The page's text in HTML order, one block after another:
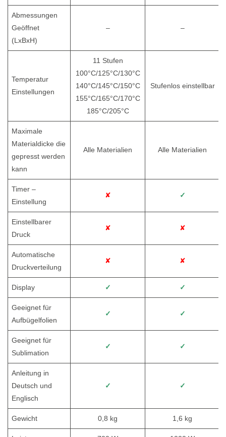
Abmessungen
Geöffnet
(LxBxH)
– –
Temperatur
Einstellungen
11 Stufen
100°C/125°C/130°C
140°C/145°C/150°C
155°C/165°C/170°C
185°C/205°C
Stufenlos einstellbar
Maximale
Materialdicke die
gepresst werden
kann
Alle Materialien Alle Materialien
Timer –
Einstellung
✘ ✓
Einstellbarer
Druck
✘ ✘
Automatische
Druckverteilung
✘ ✘
Display ✓ ✓
Geeignet für
Aufbügelfolien
✓ ✓
Geeignet für
Sublimation
✓ ✓
Anleitung in
Deutsch und
Englisch
✓ ✓
Gewicht 0,8 kg 1,6 kg